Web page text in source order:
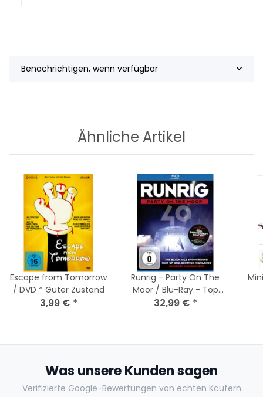
Benachrichtigen, wenn verfügbar
Ähnliche Artikel
Escape from Tomorrow
/ DVD * Guter Zustand
3,99 € *
Runrig - Party On The
Moor / Blu-Ray - Top
Zustand
32,99 € *
Was unsere Kunden sagen
Verifizierte Google-Bewertungen von echten Käufern